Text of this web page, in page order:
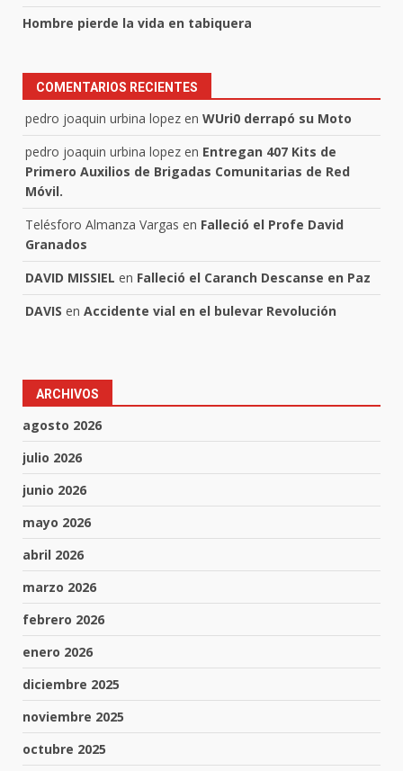
Hombre pierde la vida en tabiquera
COMENTARIOS RECIENTES
pedro joaquin urbina lopez en WUri0 derrapó su Moto
pedro joaquin urbina lopez en Entregan 407 Kits de
Primero Auxilios de Brigadas Comunitarias de Red
Móvil.
Telésforo Almanza Vargas en Falleció el Profe David
Granados
DAVID MISSIEL en Falleció el Caranch Descanse en Paz
DAVIS en Accidente vial en el bulevar Revolución
ARCHIVOS
agosto 2026
julio 2026
junio 2026
mayo 2026
abril 2026
marzo 2026
febrero 2026
enero 2026
diciembre 2025
noviembre 2025
octubre 2025